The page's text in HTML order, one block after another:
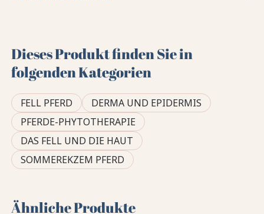
Dieses Produkt finden Sie in
folgenden Kategorien
FELL PFERD
DERMA UND EPIDERMIS
PFERDE-PHYTOTHERAPIE
DAS FELL UND DIE HAUT
SOMMEREKZEM PFERD
Ähnliche Produkte